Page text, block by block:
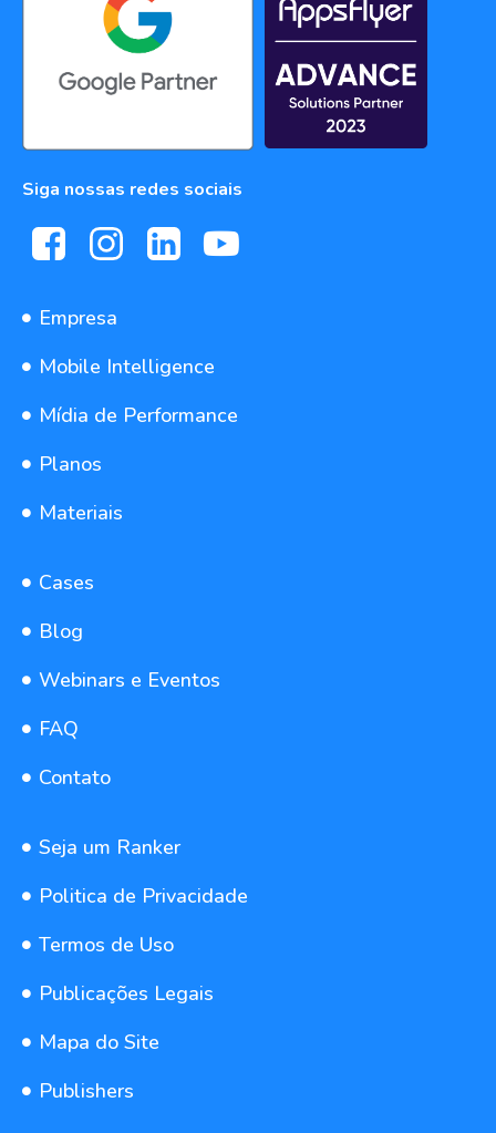
Siga nossas redes sociais
Empresa
Mobile Intelligence
Mídia de Performance
Planos
Materiais
Cases
Blog
Webinars e Eventos
FAQ
Contato
Seja um Ranker
Politica de Privacidade
Termos de Uso
Publicações Legais
Mapa do Site
Publishers